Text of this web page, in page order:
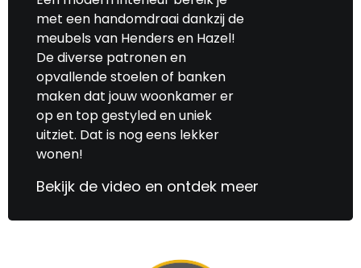
met een handomdraai dankzij de
meubels van Henders en Hazel!
De diverse patronen en
opvallende stoelen of banken
maken dat jouw woonkamer er
op en top gestyled en uniek
uitziet. Dat is nog eens lekker
wonen!
Bekijk de video en ontdek meer